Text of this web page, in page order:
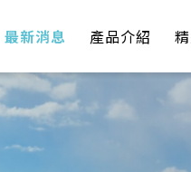
最新消息 產品介紹